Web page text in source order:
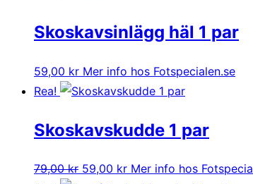
var:
är:
Skoskavsinlägg häl 1 par
59,00 kr Mer info hos Fotspecialen.se
Rea!
Skoskavskudde 1 par
79,00kr Det
59,00 krDet
Mer info hos